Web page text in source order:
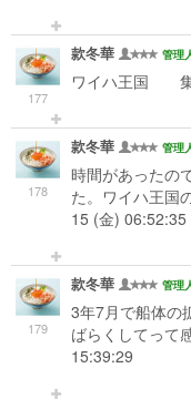
177
款冬華 管理
ワイハ王国 集
178
款冬華 管理
時間があったの
た。ワイハ王国
15 (金) 06:52:35
179
款冬華 管理
3年7月で船体の
ばらくしてって
15:39:29